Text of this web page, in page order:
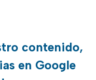
contenido,
en Google